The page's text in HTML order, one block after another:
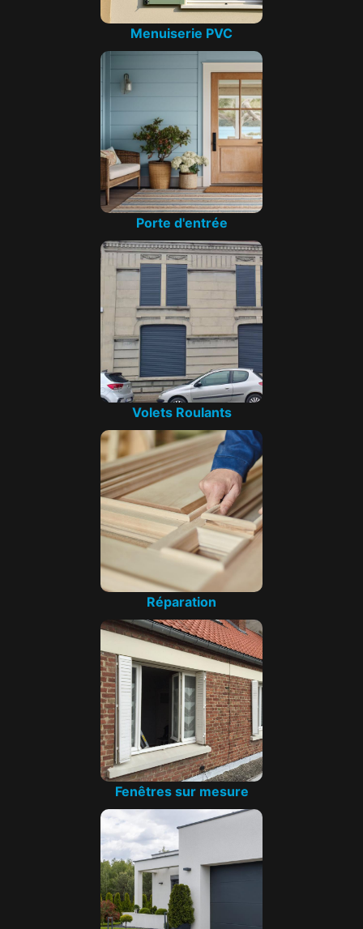
Menuiserie PVC
Porte d'entrée
Volets Roulants
Réparation
Fenêtres sur mesure